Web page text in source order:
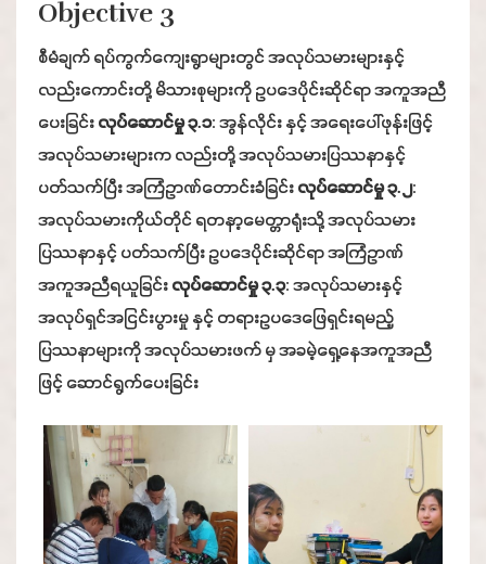
Objective 3
စီမံချက် ရပ်ကွက်ကျေးရွာများတွင် အလုပ်သမားများနှင့်
လည်းကောင်းတို့ မိသားစုများကို ဥပဒေပိုင်းဆိုင်ရာ အကူအညီ
ပေးခြင်း လုပ်ဆောင်မှု ၃.၁: အွန်လိုင်း နှင့် အရေးပေါ်ဖုန်းဖြင့်
အလုပ်သမားများက လည်းတို့ အလုပ်သမားပြဿနာနှင့်
ပတ်သက်ပြီး အကြံဥာဏ်တောင်းခံခြင်း လုပ်ဆောင်မှု ၃.၂:
အလုပ်သမားကိုယ်တိုင် ရတနာ့မေတ္တာရုံးသို့ အလုပ်သမား
ပြဿနာနှင့် ပတ်သက်ပြီး ဥပဒေပိုင်းဆိုင်ရာ အကြံဥာဏ်
အကူအညီရယူခြင်း လုပ်ဆောင်မှု ၃.၃: အလုပ်သမားနှင့်
အလုပ်ရှင်အငြင်းပွားမှု နှင့် တရားဥပဒေဖြေရှင်းရမည့်
ပြဿနာများကို အလုပ်သမားဖက် မှ အခမဲ့ရှေ့နေအကူအညီ
ဖြင့် ဆောင်ရွက်ပေးခြင်း